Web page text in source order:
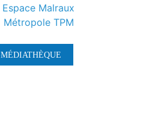
Espace Malraux
Métropole TPM
MÉDIATHÈQUE